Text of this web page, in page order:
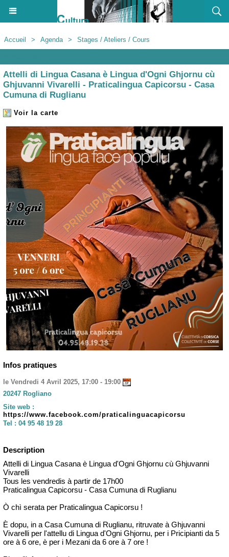
Accueil > Agenda > Stages / Ateliers / Cours
Attelli di Lingua Casana è Lingua d'Ogni Ghjornu cù
Ghjuvanni Vivarelli - Praticalingua Capicorsu - Casa
Cumuna di Ruglianu
Voir la carte
Infos pratiques
le Vendredi 4 Avril 2025, 17:00 - 19:00
20247 Rogliano
Site web :
https://www.facebook.com/praticalinguacapicorsu
Tel : 04 95 48 19 28
Description
Attelli di Lingua Casana è Lingua d'Ogni Ghjornu cù Ghjuvanni
Vivarelli
Tous les vendredis à partir de 17h00
Praticalingua Capicorsu - Casa Cumuna di Ruglianu
Ò chì serata per Praticalingua Capicorsu !
È dopu, in a Casa Cumuna di Ruglianu, ritruvate à Ghjuvanni
Vivarelli per l'attellu di Lingua d'Ogni Ghjornu, per i Pricipianti da 5
ore à 6 ore, è per i Mezani da 6 ore à 7 ore !